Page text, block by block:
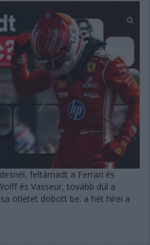
feltámadt a Ferrari és
és Vasseur, tovább dúl a
ötletet dobott be: a hét hírei a